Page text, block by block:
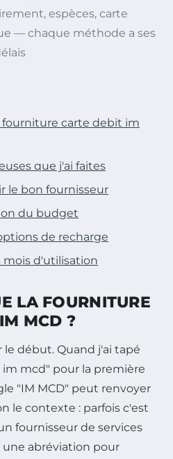
espèces, carte
— chaque méthode a ses
fourniture carte debit im
que j'ai faites
le bon fournisseur
du budget
de recharge
mois d'utilisation
LA FOURNITURE
MCD ?
début. Quand j'ai tapé
mcd" pour la première
"IM MCD" peut renvoyer
le contexte : parfois c'est
fournisseur de services
une abréviation pour